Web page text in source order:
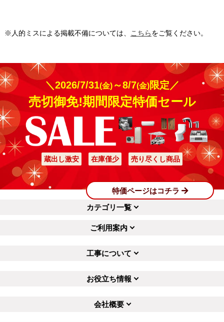
※人的ミスによる掲載不備については、 こちらをご覧ください。
＼2026/7/31(金)～8/7(金)限定／
売切御免!期間限定特価セール
蔵出し激安 在庫僅少 売り尽くし商品
特価ページはコチラ
カテゴリ一覧
ご利用案内
工事について
お役立ち情報
会社概要